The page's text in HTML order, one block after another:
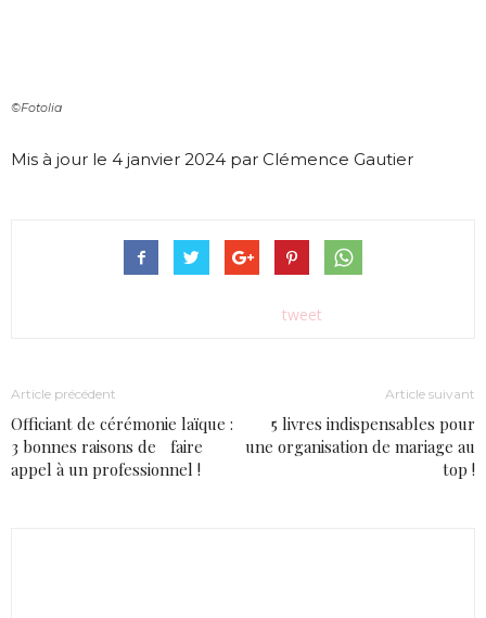
©Fotolia
Mis à jour le 4 janvier 2024 par Clémence Gautier
tweet
Article précédent
Officiant de cérémonie laïque :
3 bonnes raisons de faire
appel à un professionnel !
Article suivant
5 livres indispensables pour
une organisation de mariage au
top !